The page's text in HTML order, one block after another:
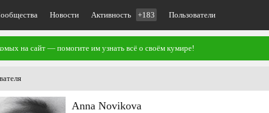
Новости Активность +183 Пользователи
на сайт — помогите им узнать всё о своём кумире!
Anna Novikova